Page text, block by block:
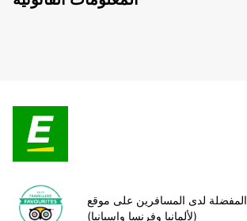
المفضلة لدى المسافرين على موقع TripAdvisor
(لألمانيا وفرنسا وإسبانيا)